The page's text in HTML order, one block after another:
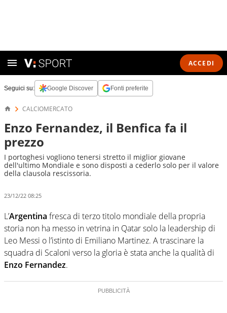
ACCEDI
Seguici su: Google Discover Fonti preferite
CALCIOMERCATO
Enzo Fernandez, il Benfica fa il
prezzo
I portoghesi vogliono tenersi stretto il miglior giovane
dell'ultimo Mondiale e sono disposti a cederlo solo per il valore
della clausola rescissoria.
23/12/22 08:25
L’Argentina fresca di terzo titolo mondiale della propria
storia non ha messo in vetrina in Qatar solo la leadership di
Leo Messi o l’istinto di Emiliano Martinez. A trascinare la
squadra di Scaloni verso la gloria è stata anche la qualità di
Enzo Fernandez.